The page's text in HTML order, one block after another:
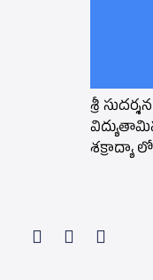
శ్రీ
శక్రాద్యా